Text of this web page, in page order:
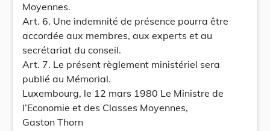
Moyennes.
Art. 6. Une indemnité de présence pourra être
accordée aux membres, aux experts et au
secrétariat du conseil.
Art. 7. Le présent règlement ministériel sera
publié au Mémorial.
Luxembourg, le 12 mars 1980 Le Ministre de
l’Economie et des Classes Moyennes,
Gaston Thorn